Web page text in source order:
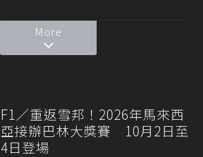
More
F1／重返雪邦！2026年馬來西
亞接辦巴林大獎賽 10月2日至
4日登場